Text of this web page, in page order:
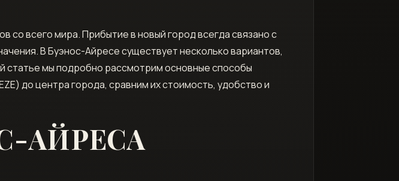
со всего мира. Прибытие в новый город всегда связано с
В Буэнос-Айресе существует несколько вариантов,
статье мы подробно рассмотрим основные способы
до центра города, сравним их стоимость, удобство и
АЙРЕСА